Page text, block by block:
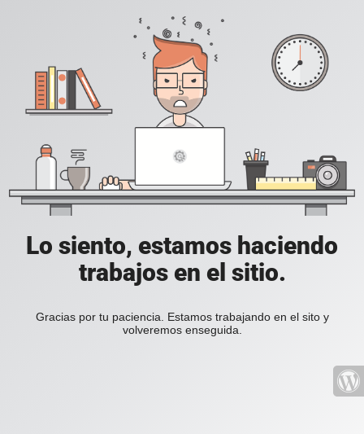
Lo siento, estamos haciendo
trabajos en el sitio.
Gracias por tu paciencia. Estamos trabajando en el sito y
volveremos enseguida.